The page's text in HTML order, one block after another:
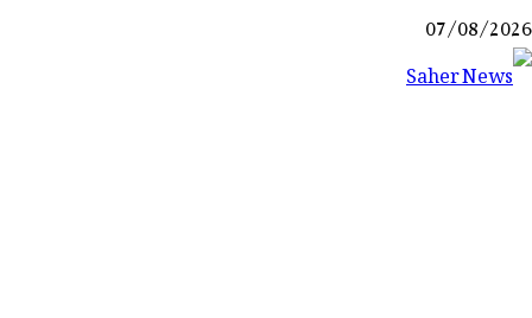
Skip
to
07/08/2026